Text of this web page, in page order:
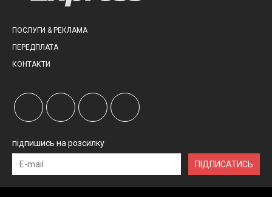
ПОСЛУГИ & РЕКЛАМА
ПЕРЕДПЛАТА
КОНТАКТИ
підпишись на розсилку
ПІДПИСАТИСЬ